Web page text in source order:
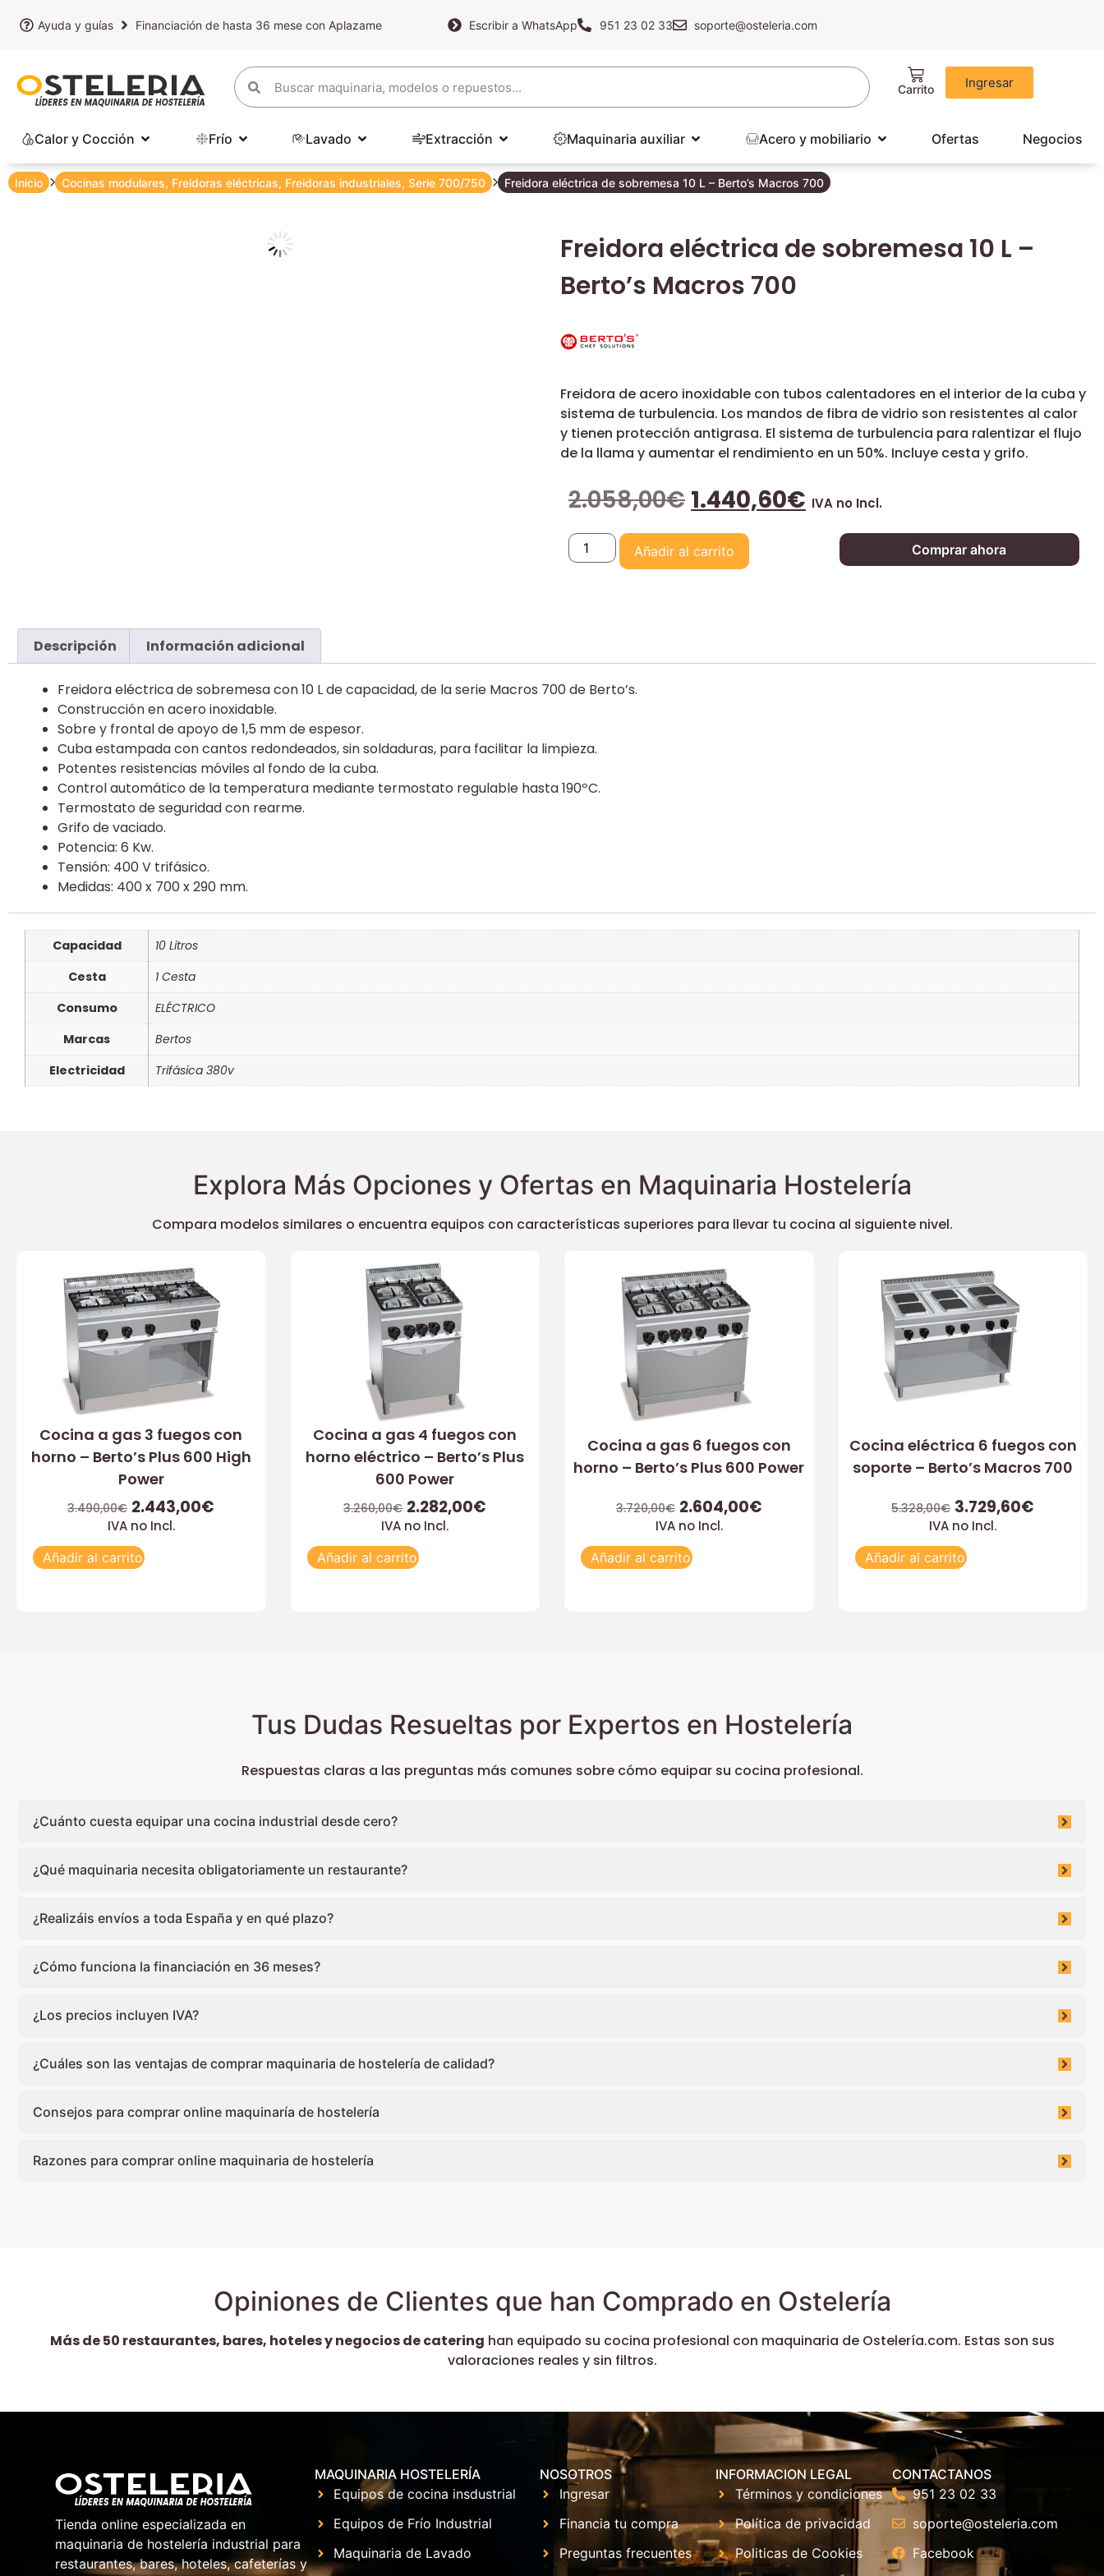
Ayuda y guías Financiación de hasta 36 mese con Aplazame Escribir a WhatsApp 951 23 02 33 soporte@osteleria.com
Ingresar
Calor y Cocción Frío Lavado Extracción Maquinaria auxiliar Acero y mobiliario Ofertas Negocios
Inicio Cocinas modulares, Freidoras eléctricas, Freidoras industriales, Serie 700/750 Freidora eléctrica de sobremesa 10 L – Berto’s Macros 700
Freidora eléctrica de sobremesa 10 L –
Berto’s Macros 700
Freidora de acero inoxidable con tubos calentadores en el interior de la cuba y
sistema de turbulencia. Los mandos de fibra de vidrio son resistentes al calor
y tienen protección antigrasa. El sistema de turbulencia para ralentizar el flujo
de la llama y aumentar el rendimiento en un 50%. Incluye cesta y grifo.
2.058,00€ 1.440,60€ IVA no Incl.
Añadir al carrito Comprar ahora
Descripción Información adicional
Freidora eléctrica de sobremesa con 10 L de capacidad, de la serie Macros 700 de Berto’s.
Construcción en acero inoxidable.
Sobre y frontal de apoyo de 1,5 mm de espesor.
Cuba estampada con cantos redondeados, sin soldaduras, para facilitar la limpieza.
Potentes resistencias móviles al fondo de la cuba.
Control automático de la temperatura mediante termostato regulable hasta 190ºC.
Termostato de seguridad con rearme.
Grifo de vaciado.
Potencia: 6 Kw.
Tensión: 400 V trifásico.
Medidas: 400 x 700 x 290 mm.
Capacidad
10 Litros
Cesta
1 Cesta
Consumo
ELÉCTRICO
Marcas
Bertos
Electricidad
Trifásica 380v
Explora Más Opciones y Ofertas en Maquinaria Hostelería
Compara modelos similares o encuentra equipos con características superiores para llevar tu cocina al siguiente nivel.
Cocina a gas 3 fuegos con
horno – Berto’s Plus 600 High
Power
3.490,00€ 2.443,00€
IVA no Incl.
Añadir al carrito
Cocina a gas 4 fuegos con
horno eléctrico – Berto’s Plus
600 Power
3.260,00€ 2.282,00€
IVA no Incl.
Añadir al carrito
Cocina a gas 6 fuegos con
horno – Berto’s Plus 600 Power
3.720,00€ 2.604,00€
IVA no Incl.
Añadir al carrito
Cocina eléctrica 6 fuegos con
soporte – Berto’s Macros 700
5.328,00€ 3.729,60€
IVA no Incl.
Añadir al carrito
Tus Dudas Resueltas por Expertos en Hostelería
Respuestas claras a las preguntas más comunes sobre cómo equipar su cocina profesional.
¿Cuánto cuesta equipar una cocina industrial desde cero?
¿Qué maquinaria necesita obligatoriamente un restaurante?
¿Realizáis envíos a toda España y en qué plazo?
¿Cómo funciona la financiación en 36 meses?
¿Los precios incluyen IVA?
¿Cuáles son las ventajas de comprar maquinaria de hostelería de calidad?
Consejos para comprar online maquinaría de hostelería
Razones para comprar online maquinaria de hostelería
Opiniones de Clientes que han Comprado en Ostelería
Más de 50 restaurantes, bares, hoteles y negocios de catering han equipado su cocina profesional con maquinaria de Ostelería.com. Estas son sus
valoraciones reales y sin filtros.
Tienda online especializada en
maquinaria de hostelería industrial para
restaurantes, bares, hoteles, cafeterías y
MAQUINARIA HOSTELERÍA
Equipos de cocina insdustrial
Equipos de Frío Industrial
Maquinaria de Lavado
NOSOTROS
Ingresar
Financia tu compra
Preguntas frecuentes
INFORMACION LEGAL
Términos y condiciones
Política de privacidad
Politicas de Cookies
CONTACTANOS
951 23 02 33
soporte@osteleria.com
Facebook